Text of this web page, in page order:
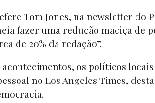
Tom Jones, na newsletter do
fazer uma redução maciça de
de 20% da redação”.
acontecimentos, os políticos
no Los Angeles Times,